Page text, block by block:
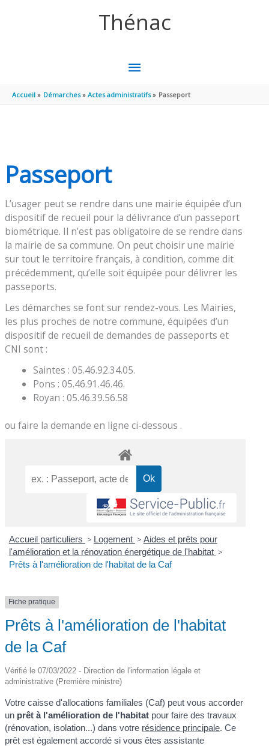
Thénac
MENU
PRINCIPAL
Accueil Démarches Actes administratifs Passeport
Passeport
L’usager peut se rendre dans une mairie équipée d’un
dispositif de recueil pour la délivrance d’un passeport
biométrique. Il n’est pas obligatoire de se rendre dans
la mairie de sa commune. On peut choisir une mairie
sur tout le territoire français, à condition, comme dit
précédemment, qu’elle soit équipée pour délivrer les
passeports.
Les démarches se font sur rendez-vous. Les Mairies,
les plus proches de notre commune, équipées d’un
dispositif de recueil de demandes de passeports et
CNI sont :
Saintes : 05.46.92.34.05.
Pons : 05.46.91.46.46.
Royan : 05.46.39.56.58
ou faire la demande en ligne ci-dessous .
Accueil particuliers > Logement > Aides et prêts pour
l'amélioration et la rénovation énergétique de l'habitat >
Prêts à l'amélioration de l'habitat de la Caf
Fiche pratique
Prêts à l'amélioration de l'habitat
de la Caf
Vérifié le 07/03/2022 - Direction de l'information légale et
administrative (Première ministre)
Votre caisse d'allocations familiales (Caf) peut vous accorder
un prêt à l'amélioration de l'habitat pour faire des travaux
(rénovation, isolation...) dans votre résidence principale. Ce
prêt est également accordé si vous êtes assistante